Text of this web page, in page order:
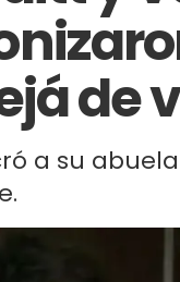
de
a su